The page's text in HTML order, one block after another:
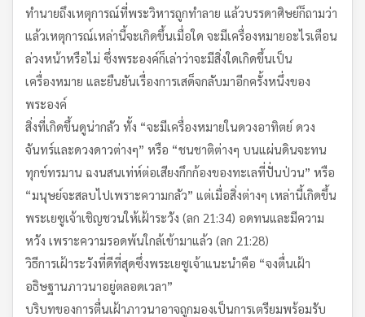
ทำนายถึงเหตุการณ์ที่พระวิหารถูกทำลาย แล้วบรรดาศิษย์ก็ถามว่า
แล้วเหตุการณ์เหล่านี้จะเกิดขึ้นเมื่อใด จะมีเครื่องหมายอะไรเตือน
ล่วงหน้าหรือไม่ ซึ่งพระองค์ก็เล่าว่าจะมีสิ่งใดเกิดขึ้นเป็น
เครื่องหมาย และยืนยันเรื่องการเสด็จกลับมาอีกครั้งหนึ่งของ
พระองค์
สิ่งที่เกิดขึ้นดูน่ากลัว ทั้ง “จะมีเครื่องหมายในดวงอาทิตย์ ดวง
จันทร์และดวงดาวต่างๆ” หรือ “ชนชาติต่างๆ บนแผ่นดินจะทน
ทุกข์ทรมาน ฉงนสนเท่ห์ต่อเสียงกึกก้องของทะเลที่ปั่นป่วน” หรือ
“มนุษย์จะสลบไปเพราะความกลัว” แต่เมื่อสิ่งต่างๆ เหล่านี้เกิดขึ้น
พระเยซูเจ้าเชิญชวนให้เฝ้าระวัง (ลก 21:34) อดทนและมีความ
หวัง เพราะความรอดพ้นใกล้เข้ามาแล้ว (ลก 21:28)
วิธีการเฝ้าระวังที่ดีที่สุดซึ่งพระเยซูเจ้าแนะนำคือ “จงตื่นเฝ้า
อธิษฐานภาวนาอยู่ตลอดเวลา”
บริบทของการตื่นเฝ้าภาวนาอาจถูกมองเป็นการเตรียมพร้อมรับ